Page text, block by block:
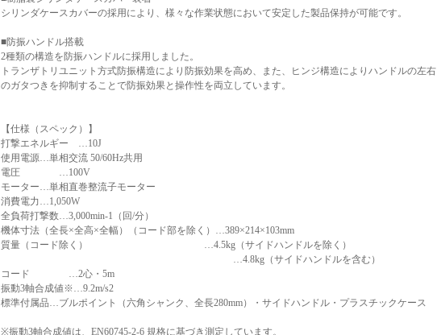
シリンダケースカバーの採用により、様々な作業状態において安定した製品保持が可能です。
■防振ハンドル搭載
2種類の構造を防振ハンドルに採用しました。
トランザトリユニット方式防振構造により防振効果を高め、また、ヒンジ構造によりハンドルの左右
のガタつきを抑制することで防振効果と操作性を両立しています。
【仕様（スペック）】
打撃エネルギー …10J
使用電源…単相交流 50/60Hz共用
電圧 …100V
モーター…単相直巻整流子モーター
消費電力…1,050W
全負荷打撃数…3,000min-1（回/分）
機体寸法（全長×全高×全幅）（コード部を除く）…389×214×103mm
質量（コード除く） …4.5kg（サイドハンドルを除く）
…4.8kg（サイドハンドルを含む）
コード …2心・5m
振動3軸合成値※…9.2m/s2
標準付属品…ブルポイント（六角シャンク、全長280mm）・サイドハンドル・プラスチックケース
※振動3軸合成値は、EN60745-2-6 規格に基づき測定しています。